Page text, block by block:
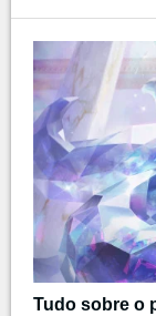
Tudo sobre o